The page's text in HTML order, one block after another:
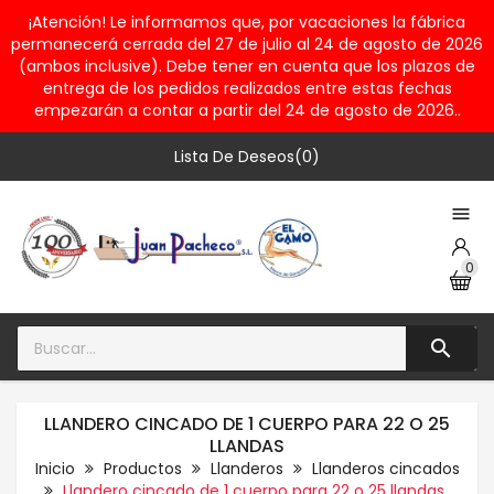
¡Atención! Le informamos que, por vacaciones la fábrica
permanecerá cerrada del 27 de julio al 24 de agosto de 2026
(ambos inclusive). Debe tener en cuenta que los plazos de
entrega de los pedidos realizados entre estas fechas
empezarán a contar a partir del 24 de agosto de 2026..
Lista De Deseos(0)

0

LLANDERO CINCADO DE 1 CUERPO PARA 22 O 25
LLANDAS
Inicio Productos Llanderos
Llanderos cincados